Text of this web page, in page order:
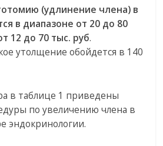
(удлинение члена) в
в диапазоне от 20 до 80
12 до 70 тыс. руб.
утолщение обойдется в 140
в таблице 1 приведены
по увеличению члена в
эндокринологии.